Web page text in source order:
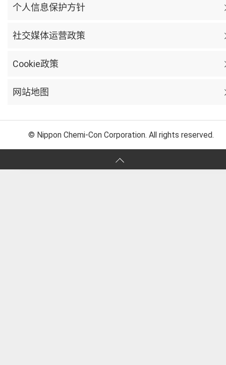
个人信息保护方针
社交媒体运营政策
Cookie政策
网站地图
© Nippon Chemi-Con Corporation. All rights reserved.